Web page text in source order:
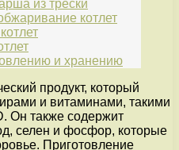
из трески
котлет
и хранению
продукт, который
и витаминами, такими
Он также содержит
селен и фосфор, которые
Приготовление